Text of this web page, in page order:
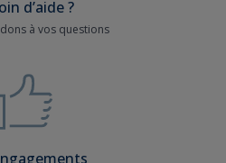
d’aide ?
à vos questions